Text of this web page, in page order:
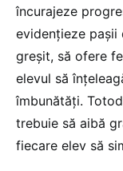
încurajeze
evidențieze
greșit, să ofere
elevul să
îmbunătăți.
trebuie să aibă
fiecare elev să